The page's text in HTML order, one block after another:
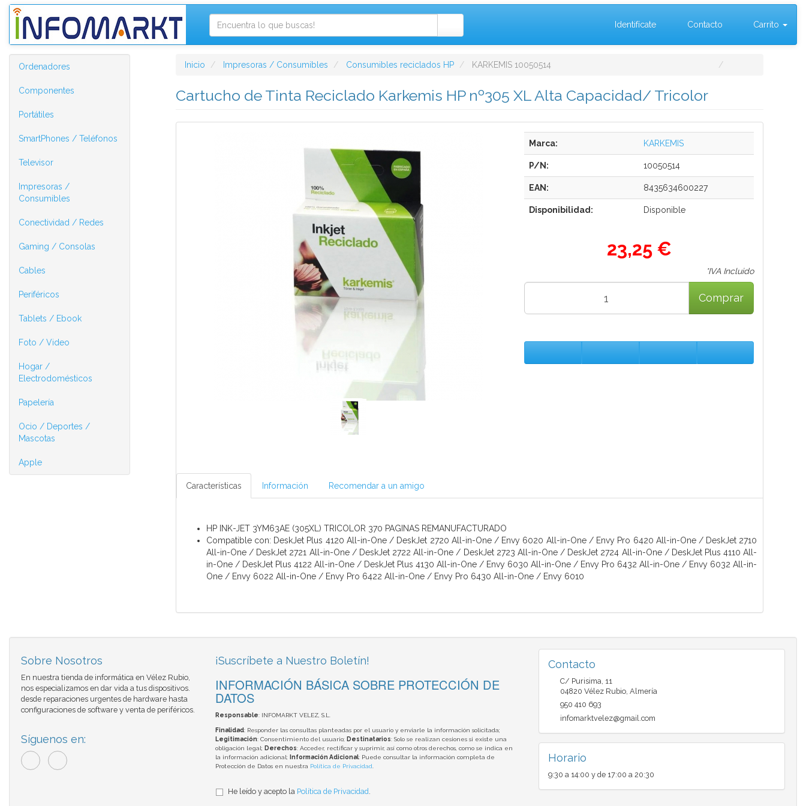
Identifícate Contacto Carrito
Ordenadores
Componentes
Portátiles
SmartPhones / Teléfonos
Televisor
Impresoras /
Consumibles
Conectividad / Redes
Gaming / Consolas
Cables
Periféricos
Tablets / Ebook
Foto / Video
Hogar /
Electrodomésticos
Papelería
Ocio / Deportes /
Mascotas
Apple
Inicio Impresoras / Consumibles Consumibles reciclados HP KARKEMIS 10050514
Cartucho de Tinta Reciclado Karkemis HP nº305 XL Alta Capacidad/ Tricolor
Marca: KARKEMIS
P/N: 10050514
EAN: 8435634600227
Disponibilidad: Disponible
23,25 €
*IVA Incluido
Comprar
Características Información Recomendar a un amigo
HP INK-JET 3YM63AE (305XL) TRICOLOR 370 PAGINAS REMANUFACTURADO
Compatible con: DeskJet Plus 4120 All-in-One / DeskJet 2720 All-in-One / Envy 6020 All-in-One / Envy Pro 6420 All-in-One / DeskJet 2710
All-in-One / DeskJet 2721 All-in-One / DeskJet 2722 All-in-One / DeskJet 2723 All-in-One / DeskJet 2724 All-in-One / DeskJet Plus 4110 All-
in-One / DeskJet Plus 4122 All-in-One / DeskJet Plus 4130 All-in-One / Envy 6030 All-in-One / Envy Pro 6432 All-in-One / Envy 6032 All-in-
One / Envy 6022 All-in-One / Envy Pro 6422 All-in-One / Envy Pro 6430 All-in-One / Envy 6010
Sobre Nosotros
En nuestra tienda de informática en Vélez Rubio,
nos especializamos en dar vida a tus dispositivos.
desde reparaciones urgentes de hardware hasta
configuraciones de software y venta de periféricos.
Síguenos en:
¡Suscríbete a Nuestro Boletín!
INFORMACIÓN BÁSICA SOBRE PROTECCIÓN DE
DATOS
Responsable: INFOMARKT VELEZ, S.L.
Finalidad: Responder las consultas planteadas por el usuario y enviarle la información solicitada;
Legitimación: Consentimiento del usuario; Destinatarios: Solo se realizan cesiones si existe una
obligación legal; Derechos: Acceder, rectificar y suprimir, así como otros derechos, como se indica en
la información adicional;
Información Adicional: Puede consultar la información completa de
Protección de Datos en nuestra Política de Privacidad.
He leído y acepto la Política de Privacidad.
Contacto
C/ Purisima, 11
04820 Vélez Rubio, Almería
950 410 693
infomarktvelez@gmail.com
Horario
9:30 a 14:00 y de 17:00 a 20:30